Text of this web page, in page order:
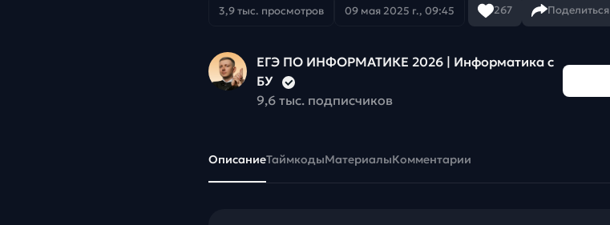
3,9 тыс. просмотров 09 мая 2025 г., 09:45 267 Поделиться
ЕГЭ ПО ИНФОРМАТИКЕ 2026 | Информатика с
БУ
9,6 тыс. подписчиков
ОписаниеТаймкодыМатериалыКомментарии